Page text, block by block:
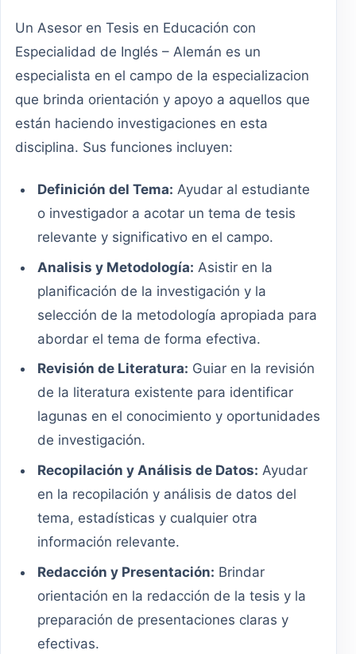
Un Asesor en Tesis en Educación con
Especialidad de Inglés – Alemán es un
especialista en el campo de la especializacion
que brinda orientación y apoyo a aquellos que
están haciendo investigaciones en esta
disciplina. Sus funciones incluyen:
Definición del Tema: Ayudar al estudiante
o investigador a acotar un tema de tesis
relevante y significativo en el campo.
Analisis y Metodología: Asistir en la
planificación de la investigación y la
selección de la metodología apropiada para
abordar el tema de forma efectiva.
Revisión de Literatura: Guiar en la revisión
de la literatura existente para identificar
lagunas en el conocimiento y oportunidades
de investigación.
Recopilación y Análisis de Datos: Ayudar
en la recopilación y análisis de datos del
tema, estadísticas y cualquier otra
información relevante.
Redacción y Presentación: Brindar
orientación en la redacción de la tesis y la
preparación de presentaciones claras y
efectivas.